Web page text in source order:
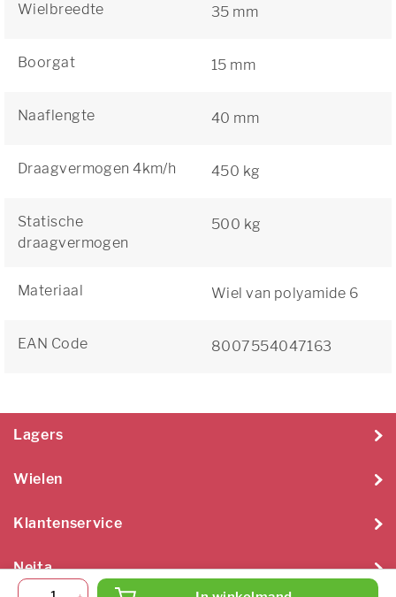
Wielbreedte 35 mm
Boorgat 15 mm
Naaflengte 40 mm
Draagvermogen 4km/h 450 kg
Statische
draagvermogen
500 kg
Materiaal Wiel van polyamide 6
EAN Code 8007554047163
Lagers
Wielen
Klantenservice
Neita